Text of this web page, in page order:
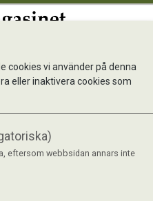
kg
till 249 tvättar,
cookies vi använder på denna
eller inaktivera cookies som
eftersom webbsidan annars inte